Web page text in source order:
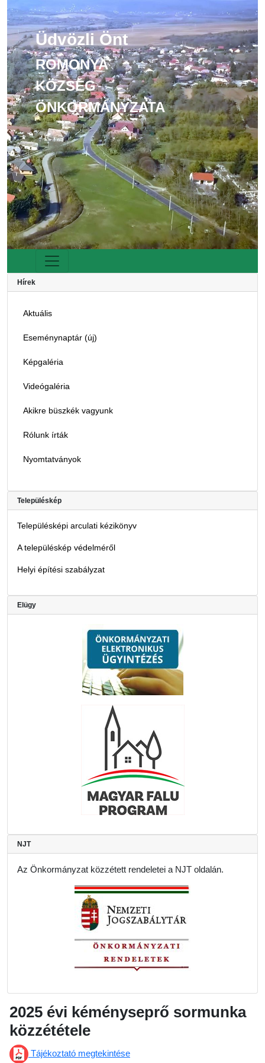
Üdvözli Önt
ROMONYA
KÖZSÉG
ÖNKORMÁNYZATA
Hírek
Aktuális
Eseménynaptár (új)
Képgaléria
Videógaléria
Akikre büszkék vagyunk
Rólunk írták
Nyomtatványok
Településkép
Településképi arculati kézikönyv
A településkép védelméről
Helyi építési szabályzat
Elügy
NJT
Az Önkormányzat közzétett rendeletei a NJT oldalán.
2025 évi kéményseprő sormunka
közzététele
Tájékoztató megtekintése